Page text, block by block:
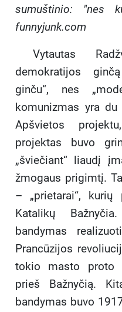
sumuštinio: "nes
funnyjunk.com
Vytautas
demokratijos
ginču“, nes
komunizmas yra
Apšvietos
projektas buvo
„šviečiant“ liaudį
žmogaus prigimtį.
– „prietarai“, kurių
Katalikų
bandymas
Prancūzijos
tokio masto proto
prieš Bažnyčią.
bandymas buvo